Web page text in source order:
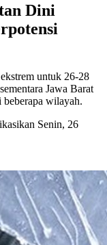
Dini
untuk 26-28
Jawa Barat
beberapa wilayah.
Senin, 26